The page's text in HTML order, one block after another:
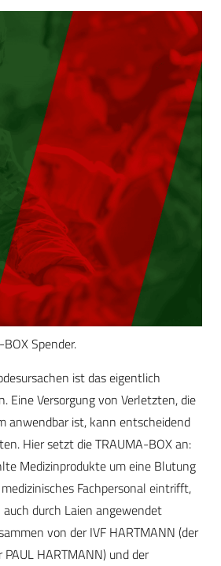
Spender.
ist das eigentlich
Eine Versorgung von Verletzten, die
anwendbar ist, kann entscheidend
Hier setzt die TRAUMA-BOX an:
Medizinprodukte um eine Blutung
Fachpersonal eintrifft,
durch Laien angewendet
von der IVF HARTMANN (der
HARTMANN) und der